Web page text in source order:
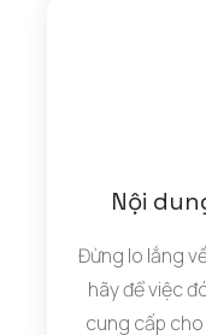
Nội
Đừng lo lắng
hãy để việc
cung cấp cho